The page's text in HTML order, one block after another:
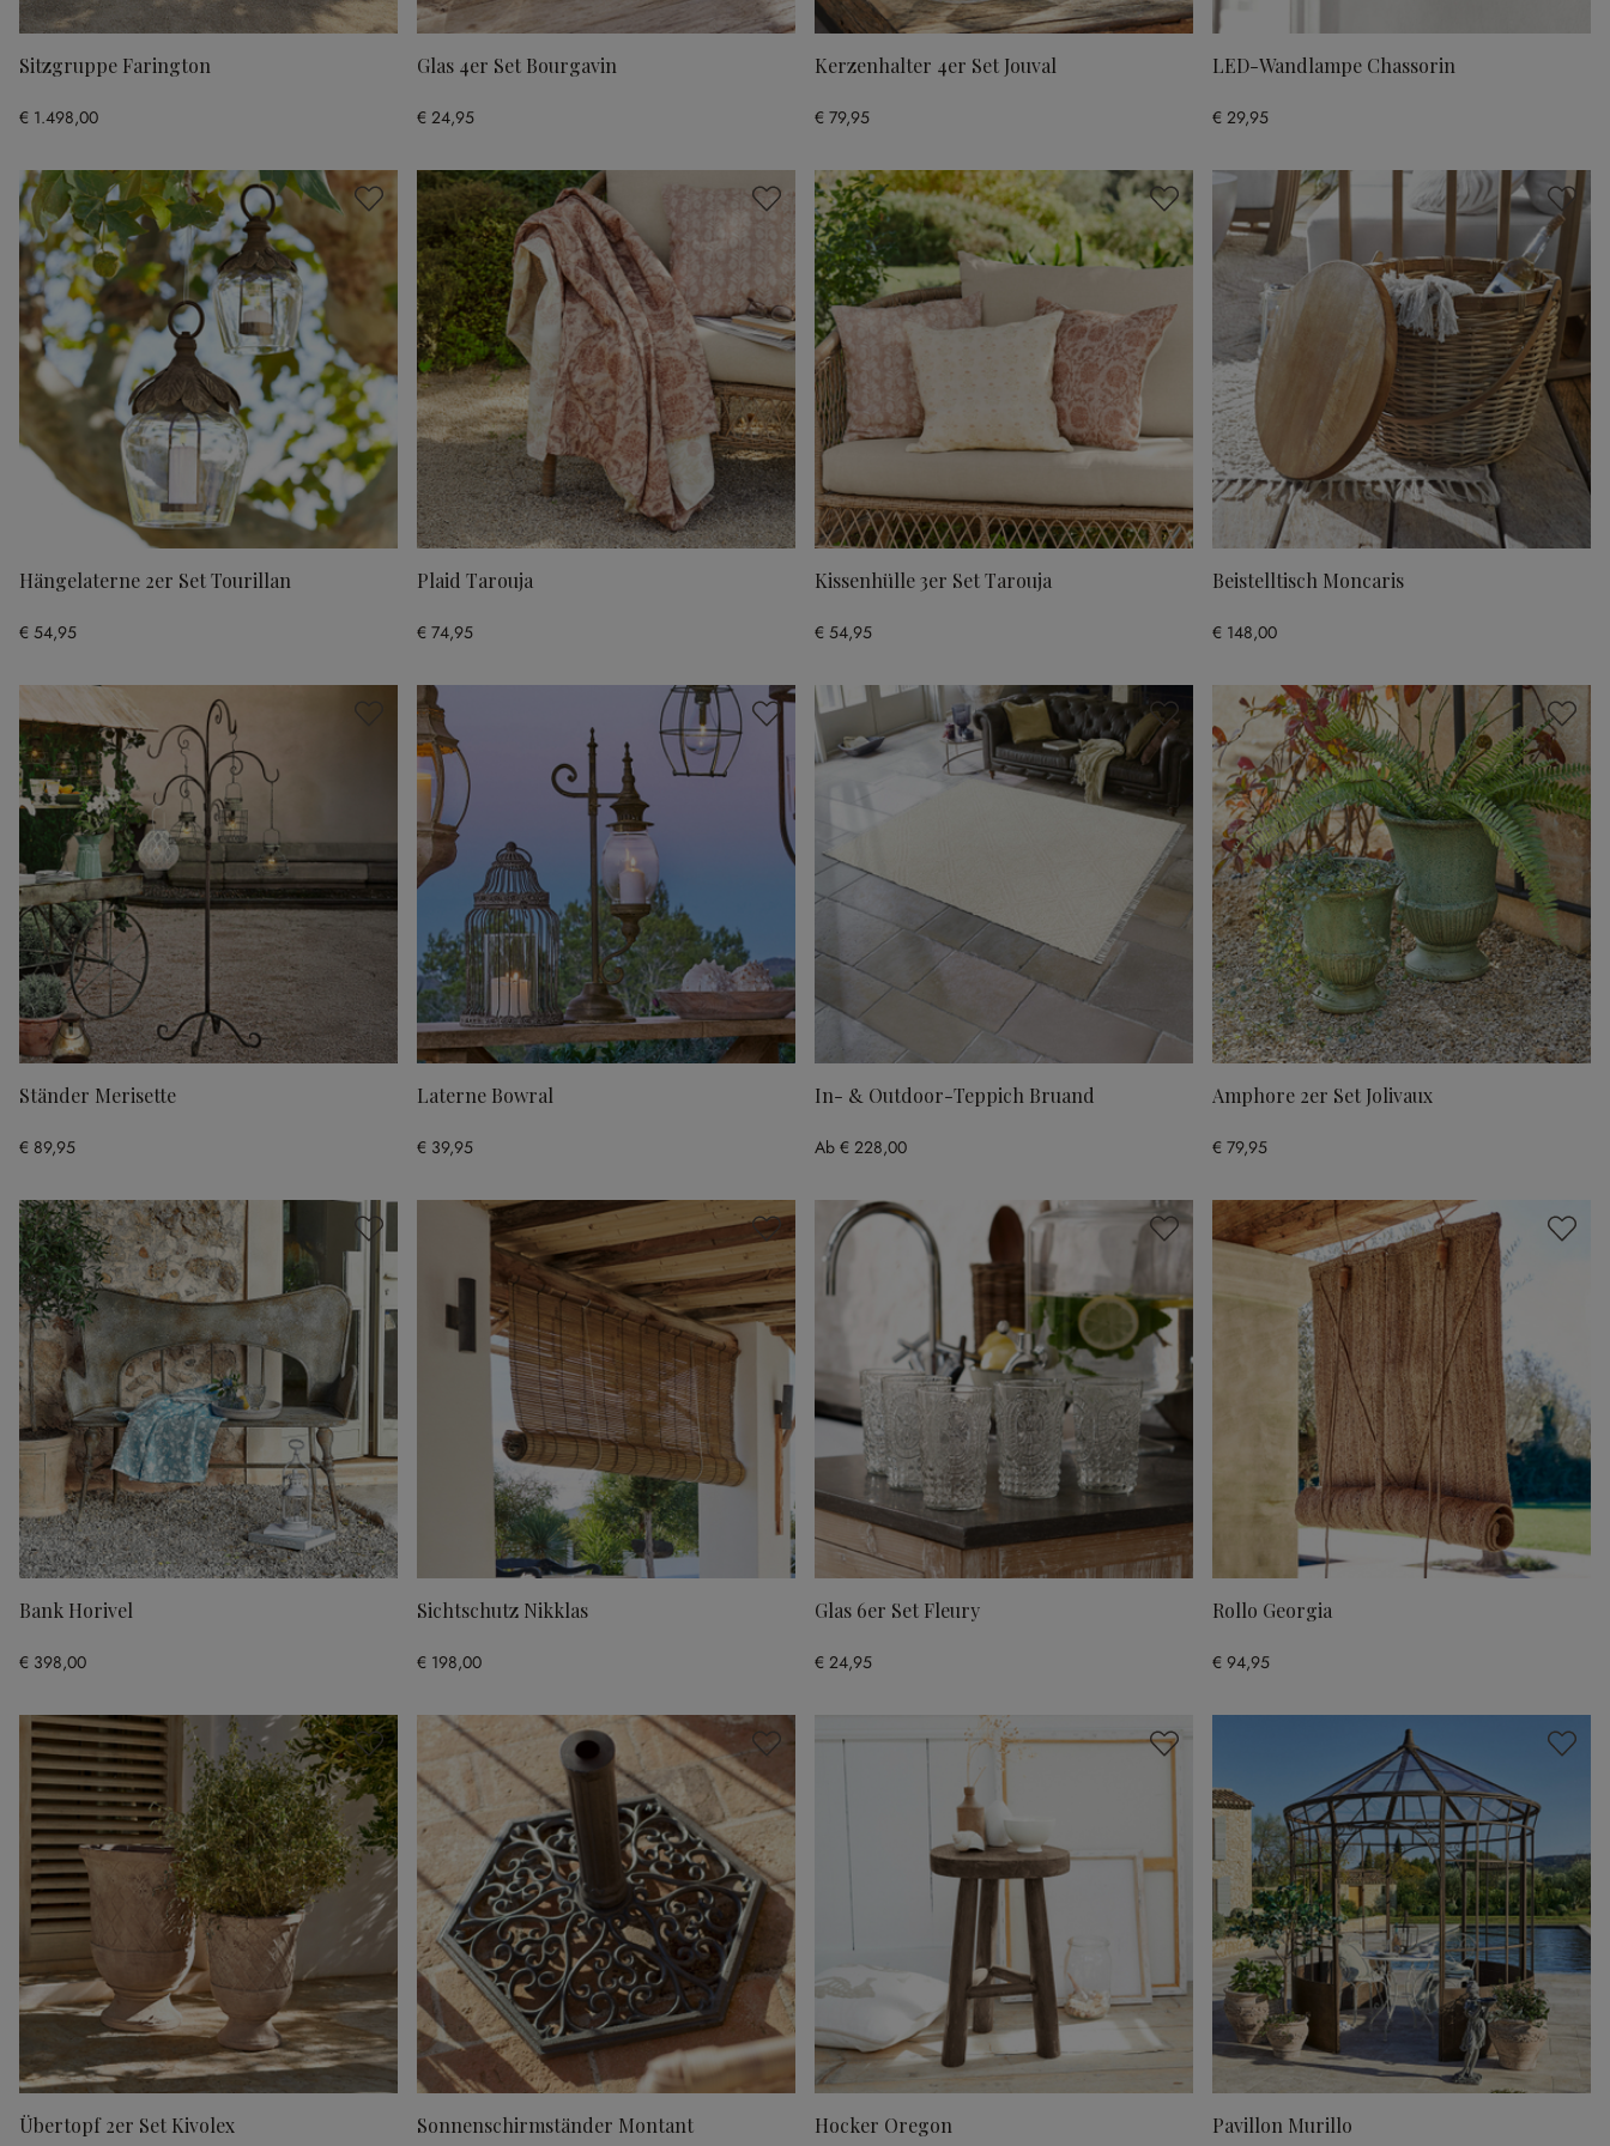
Sitzgruppe Farington
€ 1.498,00
Glas 4er Set Bourgavin
€ 24,95
Kerzenhalter 4er Set Jouval
€ 79,95
LED-Wandlampe Chassorin
€ 29,95
Hängelaterne 2er Set Tourillan
€ 54,95
Plaid Tarouja
€ 74,95
Kissenhülle 3er Set Tarouja
€ 54,95
Beistelltisch Moncaris
€ 148,00
Ständer Merisette
€ 89,95
Laterne Bowral
€ 39,95
In- & Outdoor-Teppich Bruand
Ab € 228,00
Amphore 2er Set Jolivaux
€ 79,95
Bank Horivel
€ 398,00
Sichtschutz Nikklas
€ 198,00
Glas 6er Set Fleury
€ 24,95
Rollo Georgia
€ 94,95
Übertopf 2er Set Kivolex Sonnenschirmständer Montant Hocker Oregon Pavillon Murillo